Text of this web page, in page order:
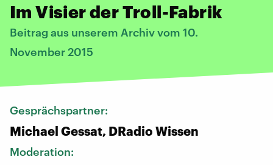
Im Visier der Troll-Fabrik
Beitrag aus unserem Archiv vom 10.
November 2015
Gesprächspartner:
Michael Gessat, DRadio Wissen
Moderation: